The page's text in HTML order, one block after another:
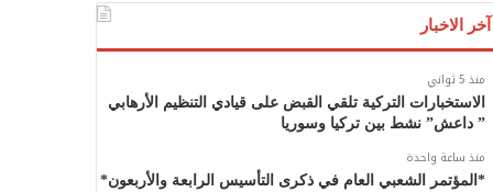
آخر الاخبار
منذ 5 ثواني
الاستخبارات التركية تلقي القبض على قيادي التنظيم الأرهابي
” داعش” نشط بين تركيا وسوريا
منذ ساعة واحدة
*المؤتمر الشعبي العام في ذكرى التأسيس الرابعة والأربعون*